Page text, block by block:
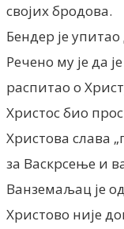
својих бродова.
Бендер је
Речено му је да
распитао о
Христос био
Христова слава
за Васкрсење и
Ванземаљац је
Христово није